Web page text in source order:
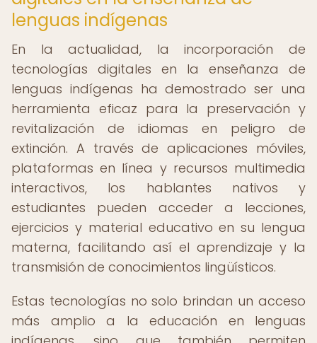
lenguas indígenas
En la actualidad, la incorporación de
tecnologías digitales en la enseñanza de
lenguas indígenas ha demostrado ser una
herramienta eficaz para la preservación y
revitalización de idiomas en peligro de
extinción. A través de aplicaciones móviles,
plataformas en línea y recursos multimedia
interactivos, los hablantes nativos y
estudiantes pueden acceder a lecciones,
ejercicios y material educativo en su lengua
materna, facilitando así el aprendizaje y la
transmisión de conocimientos lingüísticos.
Estas tecnologías no solo brindan un acceso
más amplio a la educación en lenguas